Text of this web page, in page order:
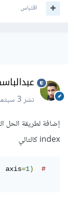
اقتباس
نشر3 سبتمبر 2021
إضافة لطريقة
index كالتالي
axis=1)
#